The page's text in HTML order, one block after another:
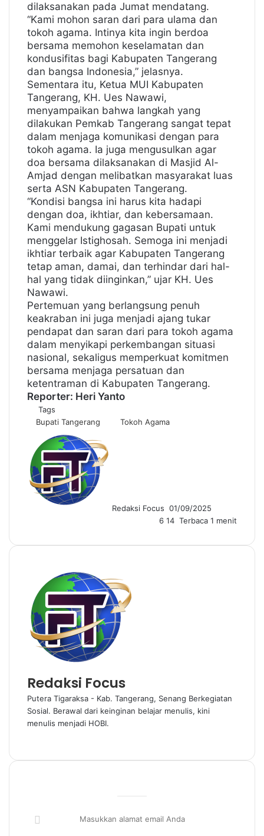
dilaksanakan pada Jumat mendatang.
“Kami mohon saran dari para ulama dan
tokoh agama. Intinya kita ingin berdoa
bersama memohon keselamatan dan
kondusifitas bagi Kabupaten Tangerang
dan bangsa Indonesia,” jelasnya.
Sementara itu, Ketua MUI Kabupaten
Tangerang, KH. Ues Nawawi,
menyampaikan bahwa langkah yang
dilakukan Pemkab Tangerang sangat tepat
dalam menjaga komunikasi dengan para
tokoh agama. Ia juga mengusulkan agar
doa bersama dilaksanakan di Masjid Al-
Amjad dengan melibatkan masyarakat luas
serta ASN Kabupaten Tangerang.
“Kondisi bangsa ini harus kita hadapi
dengan doa, ikhtiar, dan kebersamaan.
Kami mendukung gagasan Bupati untuk
menggelar Istighosah. Semoga ini menjadi
ikhtiar terbaik agar Kabupaten Tangerang
tetap aman, damai, dan terhindar dari hal-
hal yang tidak diinginkan,” ujar KH. Ues
Nawawi.
Pertemuan yang berlangsung penuh
keakraban ini juga menjadi ajang tukar
pendapat dan saran dari para tokoh agama
dalam menyikapi perkembangan situasi
nasional, sekaligus memperkuat komitmen
bersama menjaga persatuan dan
ketentraman di Kabupaten Tangerang.
Reporter: Heri Yanto
Tags
Bupati Tangerang
Tokoh Agama
Redaksi Focus e
m
i
01/09/2025
6 14 Terbaca 1 menit
Redaksi Focus
Putera Tigaraksa - Kab. Tangerang, Senang Berkegiatan
Sosial. Berawal dari keinginan belajar menulis, kini
menulis menjadi HOBI.
b